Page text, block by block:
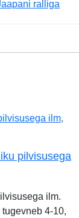
ralliga
pilvisusega
ilm.
4-10,